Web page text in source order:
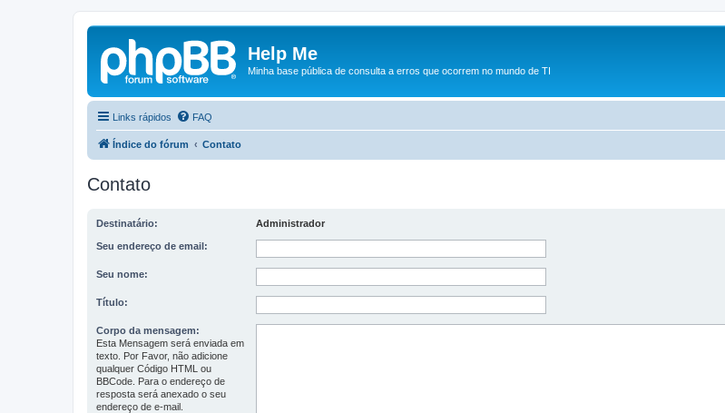
Help Me
Minha base pública de consulta a erros que ocorrem no mundo de TI
Links rápidos FAQ
Índice do fórum Contato
Contato
Destinatário: Administrador
Seu endereço de email:
Seu nome:
Título:
Corpo da mensagem:
Esta Mensagem será enviada em
texto. Por Favor, não adicione
qualquer Código HTML ou
BBCode. Para o endereço de
resposta será anexado o seu
endereço de e-mail.